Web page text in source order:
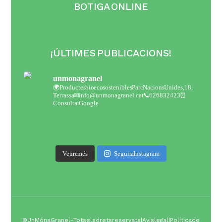
BOTIGA ONLINE
¡ÚLTIMES PUBLICACIONS!
unmonagranel
🌍Productes bio eco sosteniblesParc Nacions Unides,18,
Terrassa✉ info@unmonagranel.cat📞 626832423⏰
Consultar Google
Veure més Seguir a Instagram
© Un Món a Granel - Tots els drets reservats | Avis legal Política de